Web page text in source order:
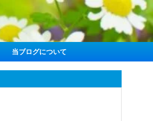
当ブログについて